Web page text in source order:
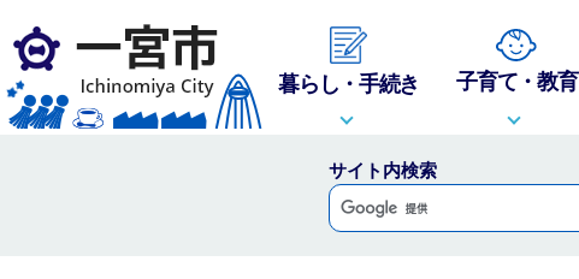
暮らし・手続き 子育て・教育
サイト内検索